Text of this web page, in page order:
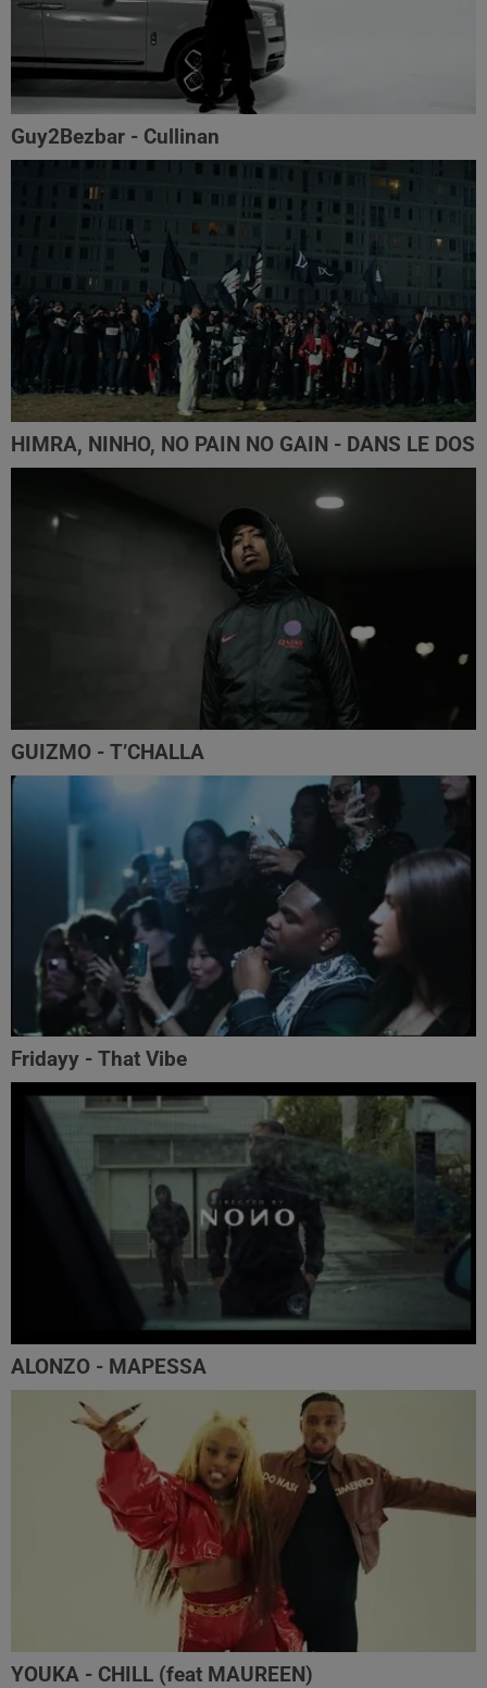
Guy2Bezbar - Cullinan
HIMRA, NINHO, NO PAIN NO GAIN - DANS LE DOS
GUIZMO - T’CHALLA
Fridayy - That Vibe
ALONZO - MAPESSA
YOUKA - CHILL (feat MAUREEN)